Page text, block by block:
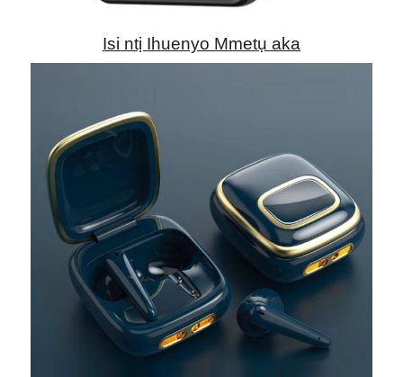
Isi ntị Ihuenyo Mmetụ aka